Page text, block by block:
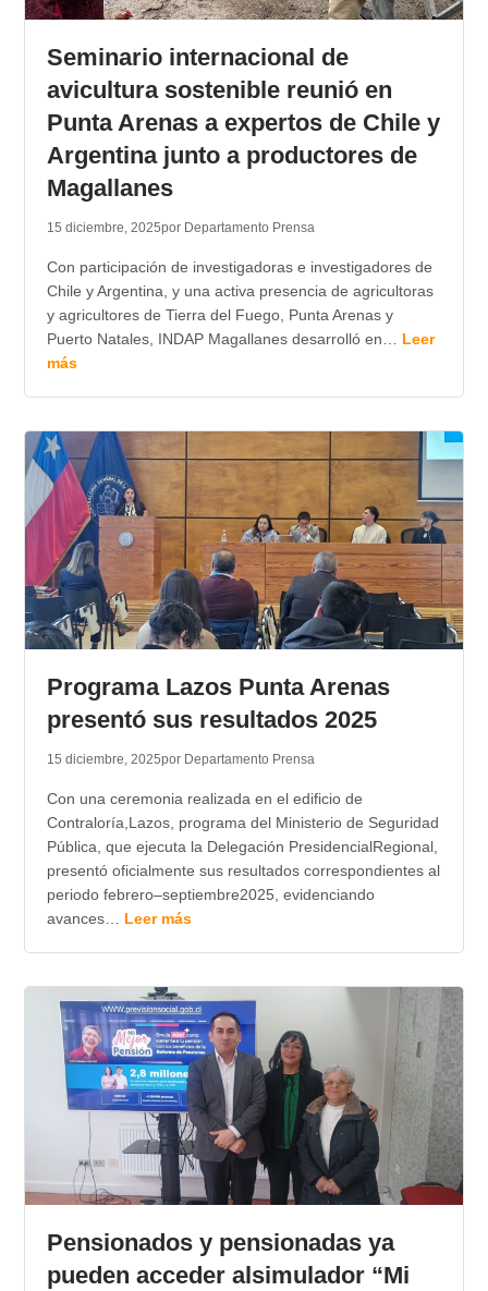
Seminario internacional de
avicultura sostenible reunió en
Punta Arenas a expertos de Chile y
Argentina junto a productores de
Magallanes
15 diciembre, 2025por Departamento Prensa
Con participación de investigadoras e investigadores de
Chile y Argentina, y una activa presencia de agricultoras
y agricultores de Tierra del Fuego, Punta Arenas y
Puerto Natales, INDAP Magallanes desarrolló en… Leer
más
Programa Lazos Punta Arenas
presentó sus resultados 2025
15 diciembre, 2025por Departamento Prensa
Con una ceremonia realizada en el edificio de
Contraloría,Lazos, programa del Ministerio de Seguridad
Pública, que ejecuta la Delegación PresidencialRegional,
presentó oficialmente sus resultados correspondientes al
periodo febrero–septiembre2025, evidenciando
avances… Leer más
Pensionados y pensionadas ya
pueden acceder alsimulador “Mi